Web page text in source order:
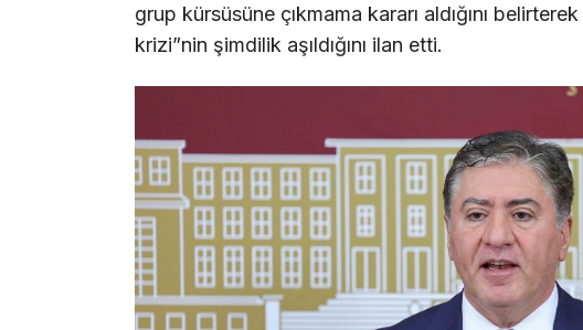
grup kürsüsüne çıkmama kararı aldığını
krizi”nin şimdilik aşıldığını ilan etti.